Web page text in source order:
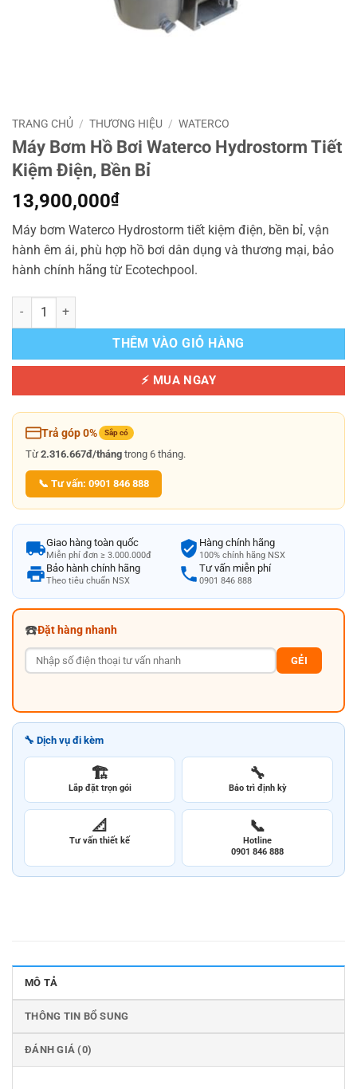
TRANG CHỦ / THƯƠNG HIỆU / WATERCO
Máy Bơm Hồ Bơi Waterco Hydrostorm Tiết
Kiệm Điện, Bền Bỉ
13,900,000₫
Máy bơm Waterco Hydrostorm tiết kiệm điện, bền bỉ, vận
hành êm ái, phù hợp hồ bơi dân dụng và thương mại, bảo
hành chính hãng từ Ecotechpool.
Máy Bơm Hồ Bơi Waterco Hydrostorm Tiết Kiệm Điện, Bền Bỉ số
THÊM VÀO GIỎ HÀNG
⚡ MUA NGAY
Trả góp 0% Sắp có
Từ2.316.667đ/tháng trong 6 tháng.
📞 Tư vấn: 0901 846 888
Giao hàng toàn quốc
Miễn phí đơn ≥ 3.000.000đ
Hàng chính hãng
100% chính hãng NSX
Bảo hành chính hãng
Theo tiêu chuẩn NSX
Tư vấn miễn phí
0901 846 888
☎️Đặt hàng nhanh
GẺI
🔧 Dịch vụ đi kèm
🏗️
Lắp đặt trọn gói
🔧
Bảo trì định kỳ
📐
Tư vấn thiết kế
📞
Hotline
0901 846 888
MÔ TẢ
THÔNG TIN BỔ SUNG
ĐÁNH GIÁ (0)